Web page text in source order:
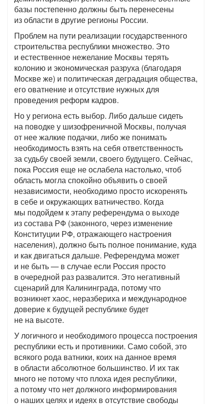
базы постепенно должны быть перенесены
из области в другие регионы России.
Проблем на пути реализации государственного
строительства республики множество. Это
и естественное нежелание Москвы терять
колонию и экономическая разруха (благодаря
Москве же) и политическая деградация общества,
его оватнение и отсутствие нужных для
проведения реформ кадров.
Но у региона есть выбор. Либо дальше сидеть
на поводке у шизофреничной Москвы, получая
от нее жалкие подачки, либо же понимать
необходимость взять на себя ответственность
за судьбу своей земли, своего будущего. Сейчас,
пока Россия еще не ослабела настолько, чтоб
область могла спокойно объявить о своей
независимости, необходимо просто искоренять
в себе и окружающих ватничество. Когда
мы подойдем к этапу референдума о выходе
из состава РФ (законного, через изменение
Конституции РФ, отражающего настроения
населения), должно быть полное понимание, куда
и как двигаться дальше. Референдума может
и не быть — в случае если Россия просто
в очередной раз развалится. Это негативный
сценарий для Калининграда, потому что
возникнет хаос, неразбериха и международное
доверие к будущей республике будет
не на высоте.
У логичного и необходимого процесса построения
республики есть и противники. Само собой, это
всякого рода ватники, коих на данное время
в области абсолютное большинство. И их так
много не потому что плоха идея республики,
а потому что нет должного информирования
о наших целях и идеях в отсутствие свободы